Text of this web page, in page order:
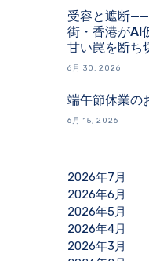
受容と遮断
街・香港がAI
甘い罠を断ち
6月 30, 2026
端午節休業の
6月 15, 2026
2026年7月
2026年6月
2026年5月
2026年4月
2026年3月